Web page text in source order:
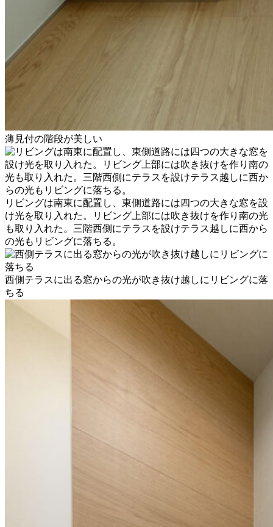
薄見付の階段が美しい
​リビングは南東に配置し、東側道路には四つの大きな窓を設
け光を取り入れた。リビング上部には吹き抜けを作り南の光
も取り入れた。三階西側にテラスを設けテラス越しに西から
の光もリビングに落ちる。
西側テラスに出る窓からの光が吹き抜け越しにリビングに落
ちる